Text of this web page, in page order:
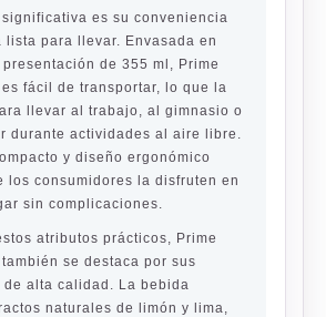
es su conveniencia
lista para llevar. Envasada en
de 355 ml, Prime
es fácil de transportar, lo que la
llevar al trabajo, al gimnasio o
durante actividades al aire libre.
y diseño ergonómico
los consumidores la disfruten en
sin complicaciones.
atributos prácticos, Prime
se destaca por sus
alta calidad. La bebida
naturales de limón y lima,